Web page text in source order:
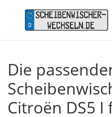
Die
Citroën DS5